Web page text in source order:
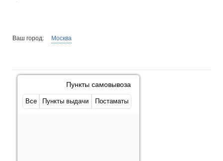
Ваш город: Москва
Пункты самовывоза
Все Пункты выдачи Постаматы